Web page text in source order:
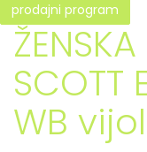
prodajni program
SCOTT
WB